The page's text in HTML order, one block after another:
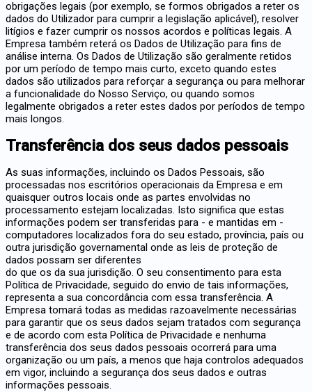
obrigações legais (por exemplo, se formos obrigados a reter os
dados do Utilizador para cumprir a legislação aplicável), resolver
litígios e fazer cumprir os nossos acordos e políticas legais. A
Empresa também reterá os Dados de Utilização para fins de
análise interna. Os Dados de Utilização são geralmente retidos
por um período de tempo mais curto, exceto quando estes
dados são utilizados para reforçar a segurança ou para melhorar
a funcionalidade do Nosso Serviço, ou quando somos
legalmente obrigados a reter estes dados por períodos de tempo
mais longos.
Transferência dos seus dados pessoais
As suas informações, incluindo os Dados Pessoais, são
processadas nos escritórios operacionais da Empresa e em
quaisquer outros locais onde as partes envolvidas no
processamento estejam localizadas. Isto significa que estas
informações podem ser transferidas para - e mantidas em -
computadores localizados fora do seu estado, província, país ou
outra jurisdição governamental onde as leis de proteção de
dados possam ser diferentes
do que os da sua jurisdição. O seu consentimento para esta
Política de Privacidade, seguido do envio de tais informações,
representa a sua concordância com essa transferência. A
Empresa tomará todas as medidas razoavelmente necessárias
para garantir que os seus dados sejam tratados com segurança
e de acordo com esta Política de Privacidade e nenhuma
transferência dos seus dados pessoais ocorrerá para uma
organização ou um país, a menos que haja controlos adequados
em vigor, incluindo a segurança dos seus dados e outras
informações pessoais.